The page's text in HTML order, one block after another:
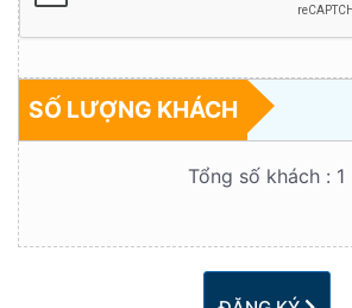
SỐ LƯỢNG KHÁCH
Tổng số khách : 1